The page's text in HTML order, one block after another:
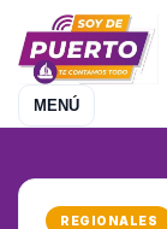
MENÚ
REGIONALES